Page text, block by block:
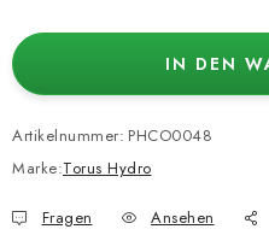
IN DEN
Artikelnummer: PHCO0048
Marke:Torus Hydro
Fragen Ansehen